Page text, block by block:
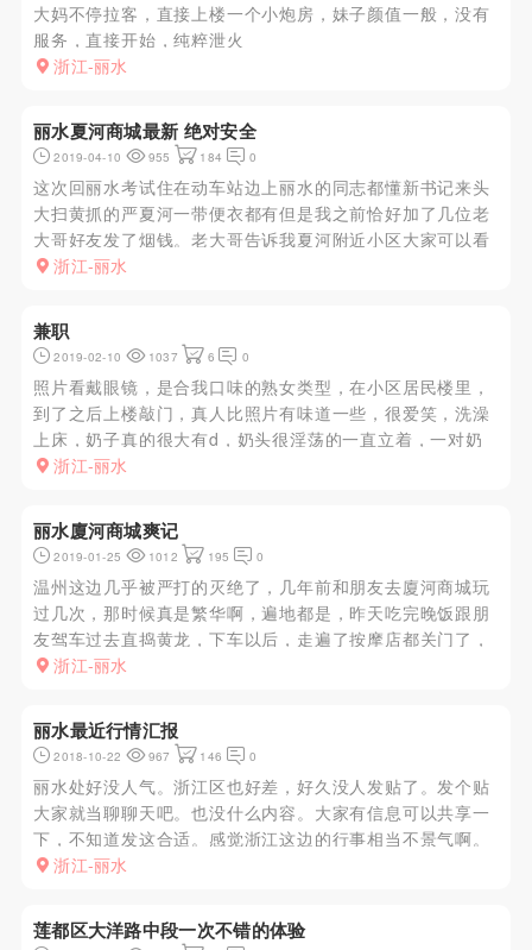
大妈不停拉客，直接上楼一个小炮房，妹子颜值一般，没有
服务，直接开始，纯粹泄火
浙江-丽水
丽水夏河商城最新 绝对安全
2019-04-10 955 184 0
这次回丽水考试住在动车站边上丽水的同志都懂新书记来头
大扫黄抓的严夏河一带便衣都有但是我之前恰好加了几位老
大哥好友发了烟钱。老大哥告诉我夏河附近小区大家可以看
几栋老式的筒子楼其中有栋上面三到四楼开着几个招待所晚
放心jc也不会上楼为...
浙江-丽水
兼职
2019-02-10 1037 6 0
照片看戴眼镜，是合我口味的熟女类型，在小区居民楼里，
到了之后上楼敲门，真人比照片有味道一些，很爱笑，洗澡
上床，奶子真的很大有d，奶头很淫荡的一直立着，一对奶
子反复把玩爱不释手，不得不说熟女确实很有风味，技术非
kj，差点没忍住，于是...
浙江-丽水
丽水廈河商城爽记
2019-01-25 1012 195 0
温州这边几乎被严打的灭绝了，几年前和朋友去廈河商城玩
过几次，那时候真是繁华啊，遍地都是，昨天吃完晚饭跟朋
友驾车过去直捣黄龙，下车以后，走遍了按摩店都关门了，
心里想这次白跑了，不死心全部走遍，终于在看到一个少妇
100，估计严打的太...
浙江-丽水
丽水最近行情汇报
2018-10-22 967 146 0
丽水处好没人气。浙江区也好差，好久没人发贴了。发个贴
大家就当聊聊天吧。也没什么内容。大家有信息可以共享一
下，不知道发这合适。感觉浙江这边的行事相当不景气啊。
洗浴基本没有，兼职也没有。基本上就有飞机场。但感觉好
水的朋友应该知道的...
浙江-丽水
莲都区大洋路中段一次不错的体验